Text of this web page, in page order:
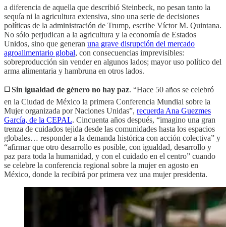
a diferencia de aquella que describió Steinbeck, no pesan tanto la
sequía ni la agricultura extensiva, sino una serie de decisiones
políticas de la administración de Trump, escribe Víctor M. Quintana.
No sólo perjudican a la agricultura y la economía de Estados
Unidos, sino que generan una grave disrupción del mercado
agroalimentario global, con consecuencias imprevisibles:
sobreproducción sin vender en algunos lados; mayor uso político del
arma alimentaria y hambruna en otros lados.
◻️ Sin igualdad de género no hay paz. “Hace 50 años se celebró
en la Ciudad de México la primera Conferencia Mundial sobre la
Mujer organizada por Naciones Unidas”, recuerda Ana Guezmes
García, de la CEPAL. Cincuenta años después, “imagino una gran
trenza de cuidados tejida desde las comunidades hasta los espacios
globales… responder a la demanda histórica con acción colectiva” y
“afirmar que otro desarrollo es posible, con igualdad, desarrollo y
paz para toda la humanidad, y con el cuidado en el centro” cuando
se celebre la conferencia regional sobre la mujer en agosto en
México, donde la recibirá por primera vez una mujer presidenta.